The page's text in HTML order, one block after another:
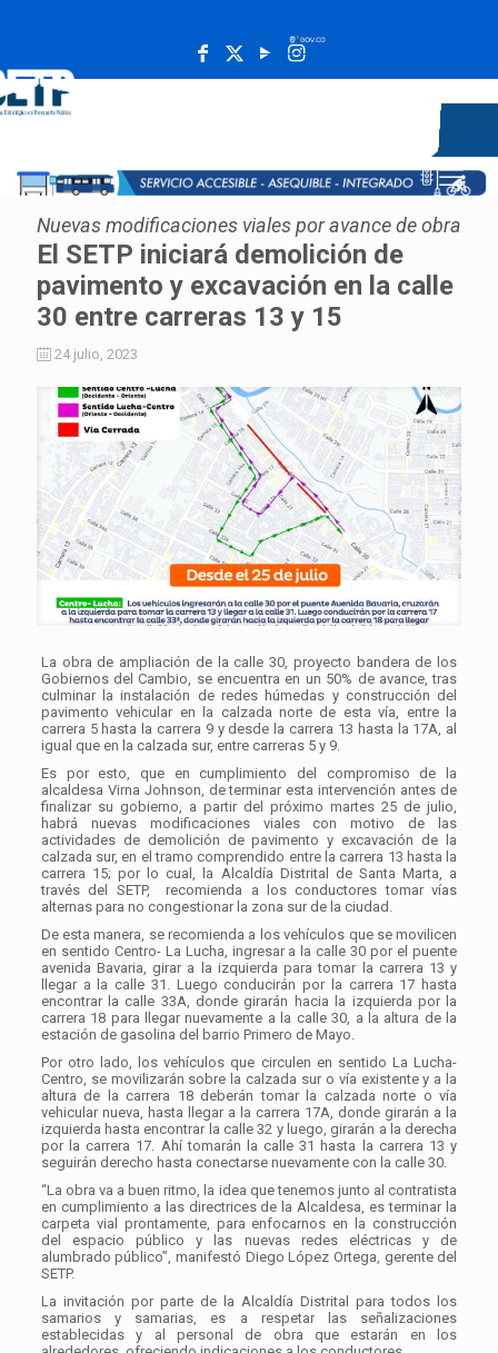
Nuevas modificaciones viales por avance de obra
El SETP iniciará demolición de
pavimento y excavación en la calle
30 entre carreras 13 y 15
24 julio, 2023
La obra de ampliación de la calle 30, proyecto bandera de los
Gobiernos del Cambio, se encuentra en un 50% de avance, tras
culminar la instalación de redes húmedas y construcción del
pavimento vehicular en la calzada norte de esta vía, entre la
carrera 5 hasta la carrera 9 y desde la carrera 13 hasta la 17A, al
igual que en la calzada sur, entre carreras 5 y 9.
Es por esto, que en cumplimiento del compromiso de la
alcaldesa Virna Johnson, de terminar esta intervención antes de
finalizar su gobierno, a partir del próximo martes 25 de julio,
habrá nuevas modificaciones viales con motivo de las
actividades de demolición de pavimento y excavación de la
calzada sur, en el tramo comprendido entre la carrera 13 hasta la
carrera 15; por lo cual, la Alcaldía Distrital de Santa Marta, a
través del SETP, recomienda a los conductores tomar vías
alternas para no congestionar la zona sur de la ciudad.
De esta manera, se recomienda a los vehículos que se movilicen
en sentido Centro- La Lucha, ingresar a la calle 30 por el puente
avenida Bavaria, girar a la izquierda para tomar la carrera 13 y
llegar a la calle 31. Luego conducirán por la carrera 17 hasta
encontrar la calle 33A, donde girarán hacia la izquierda por la
carrera 18 para llegar nuevamente a la calle 30, a la altura de la
estación de gasolina del barrio Primero de Mayo.
Por otro lado, los vehículos que circulen en sentido La Lucha-
Centro, se movilizarán sobre la calzada sur o vía existente y a la
altura de la carrera 18 deberán tomar la calzada norte o vía
vehicular nueva, hasta llegar a la carrera 17A, donde girarán a la
izquierda hasta encontrar la calle 32 y luego, girarán a la derecha
por la carrera 17. Ahí tomarán la calle 31 hasta la carrera 13 y
seguirán derecho hasta conectarse nuevamente con la calle 30.
“La obra va a buen ritmo, la idea que tenemos junto al contratista
en cumplimiento a las directrices de la Alcaldesa, es terminar la
carpeta vial prontamente, para enfocarnos en la construcción
del espacio público y las nuevas redes eléctricas y de
alumbrado público”, manifestó Diego López Ortega, gerente del
SETP.
La invitación por parte de la Alcaldía Distrital para todos los
samarios y samarias, es a respetar las señalizaciones
establecidas y al personal de obra que estarán en los